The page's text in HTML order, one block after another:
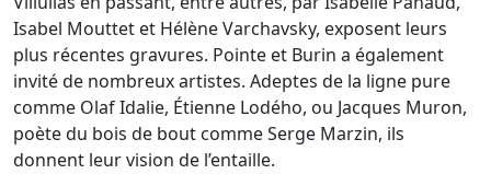
Isabel Mouttet et Hélène Varchavsky, exposent leurs
plus récentes gravures. Pointe et Burin a également
invité de nombreux artistes. Adeptes de la ligne pure
comme Olaf Idalie, Étienne Lodého, ou Jacques Muron,
poète du bois de bout comme Serge Marzin, ils
donnent leur vision de l’entaille.